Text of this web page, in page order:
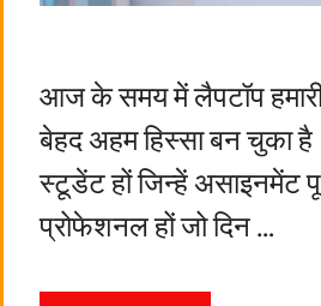
आज के समय में लैपटॉप
बेहद अहम हिस्सा बन चुका
स्टूडेंट हों जिन्हें असाइनमेंट
प्रोफेशनल हों जो दिन …